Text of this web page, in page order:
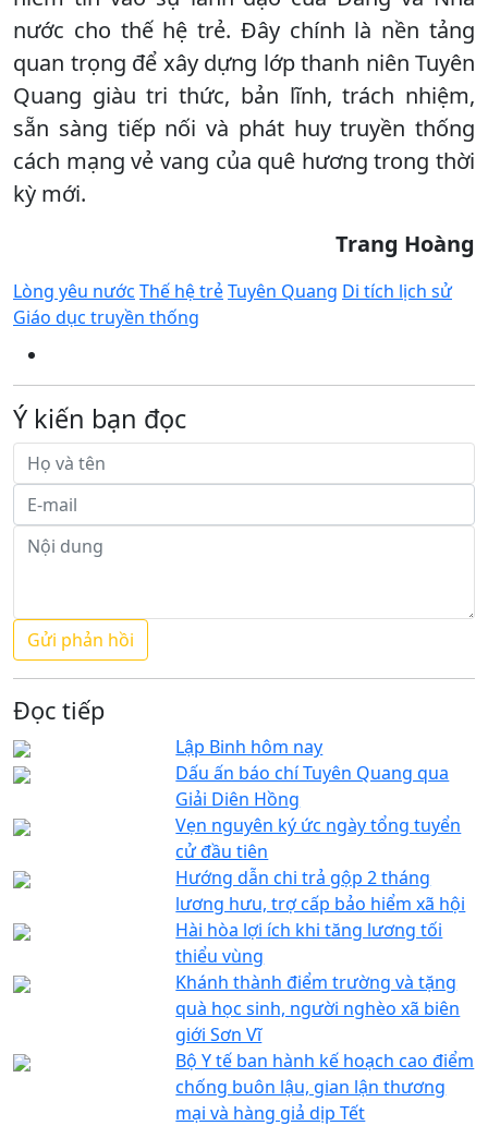
nước cho thế hệ trẻ. Đây chính là nền tảng
quan trọng để xây dựng lớp thanh niên Tuyên
Quang giàu tri thức, bản lĩnh, trách nhiệm,
sẵn sàng tiếp nối và phát huy truyền thống
cách mạng vẻ vang của quê hương trong thời
kỳ mới.
Trang Hoàng
Lòng yêu nước Thế hệ trẻTuyên Quang Di tích lịch sử
Giáo dục truyền thống
Ý kiến bạn đọc
Đọc tiếp
Lập Binh hôm nay
Dấu ấn báo chí Tuyên Quang qua
Giải Diên Hồng
Vẹn nguyên ký ức ngày tổng tuyển
cử đầu tiên
Hướng dẫn chi trả gộp 2 tháng
lương hưu, trợ cấp bảo hiểm xã hội
Hài hòa lợi ích khi tăng lương tối
thiểu vùng
Khánh thành điểm trường và tặng
quà học sinh, người nghèo xã biên
giới Sơn Vĩ
Bộ Y tế ban hành kế hoạch cao điểm
chống buôn lậu, gian lận thương
mại và hàng giả dịp Tết